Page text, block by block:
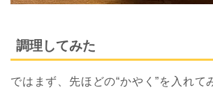
調理してみた
ではまず、先ほどの“かやく”を入れて